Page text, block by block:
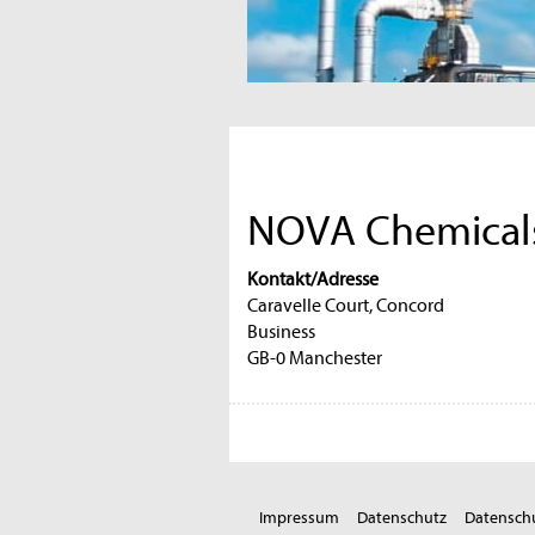
NOVA
Kontakt/Adresse
Caravelle Court, Concord
Business
GB-0 Manchester
Impressum Datenschutz